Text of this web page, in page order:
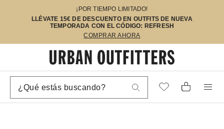
¡POR TIEMPO LIMITADO!
LLÉVATE 15€ DE DESCUENTO EN OUTFITS DE NUEVA
TEMPORADA CON EL CÓDIGO: REFRESH
COMPRAR AHORA